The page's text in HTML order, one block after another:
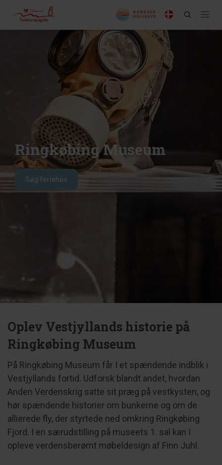
Ringkøbing Museum
Søg feriehus
Oplev Vestjyllands historie på
Ringkøbing Museum
På Ringkøbing Museum får I et spændende indblik i
Vestjyllands fortid. Udforsk blandt andet, hvordan
Anden Verdenskrig satte sit præg på vestkysten, og
hør spændende historier om bunkerne og om de
allierede fly, der styrtede ned omkring Ringkøbing
Fjord. I en særudstilling på museets 1. sal kan I
opleve verdensberømt møbeldesign af Finn Juhl.